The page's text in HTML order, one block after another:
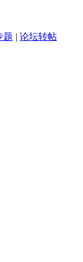
题 | 论坛转帖